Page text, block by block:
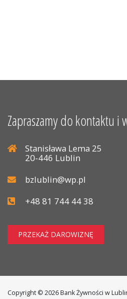
Zapraszamy do kontaktu i
Stanisława Lema 25
20-446 Lublin
bzlublin@wp.pl
+48 81 744 44 38
PRZEKAŻ DAROWIZNĘ
Copyright © 2026 Bank Żywności w